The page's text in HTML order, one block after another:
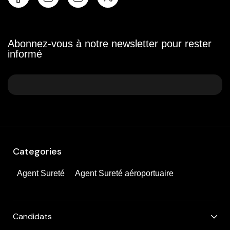
Abonnez-vous à notre newsletter pour rester
informé
Categories
Agent Sureté Agent Sureté aéroportuaire
Candidats